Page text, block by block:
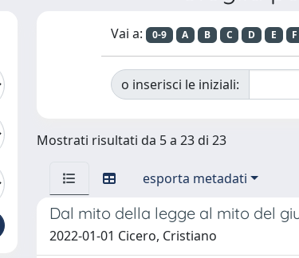
Vai a: 0-9 A B C D E F
o inserisci le iniziali:
Mostrati risultati da 5 a 23 di 23
esporta metadati
Dal mito della legge al mito del
2022-01-01 Cicero, Cristiano